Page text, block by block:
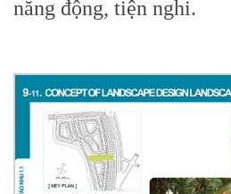
năng động, tiện nghi.